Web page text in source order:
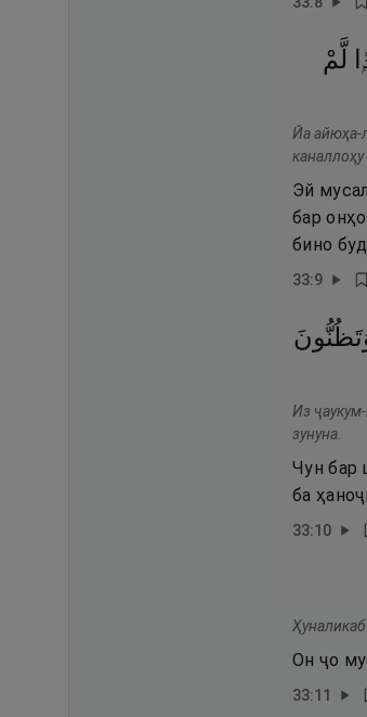
لَّمْ
Йа айюҳа-
Эй
бар
бино
33:9
Из
зунуна.
Чун бар
ба
33:10
Он ҷо
33:11